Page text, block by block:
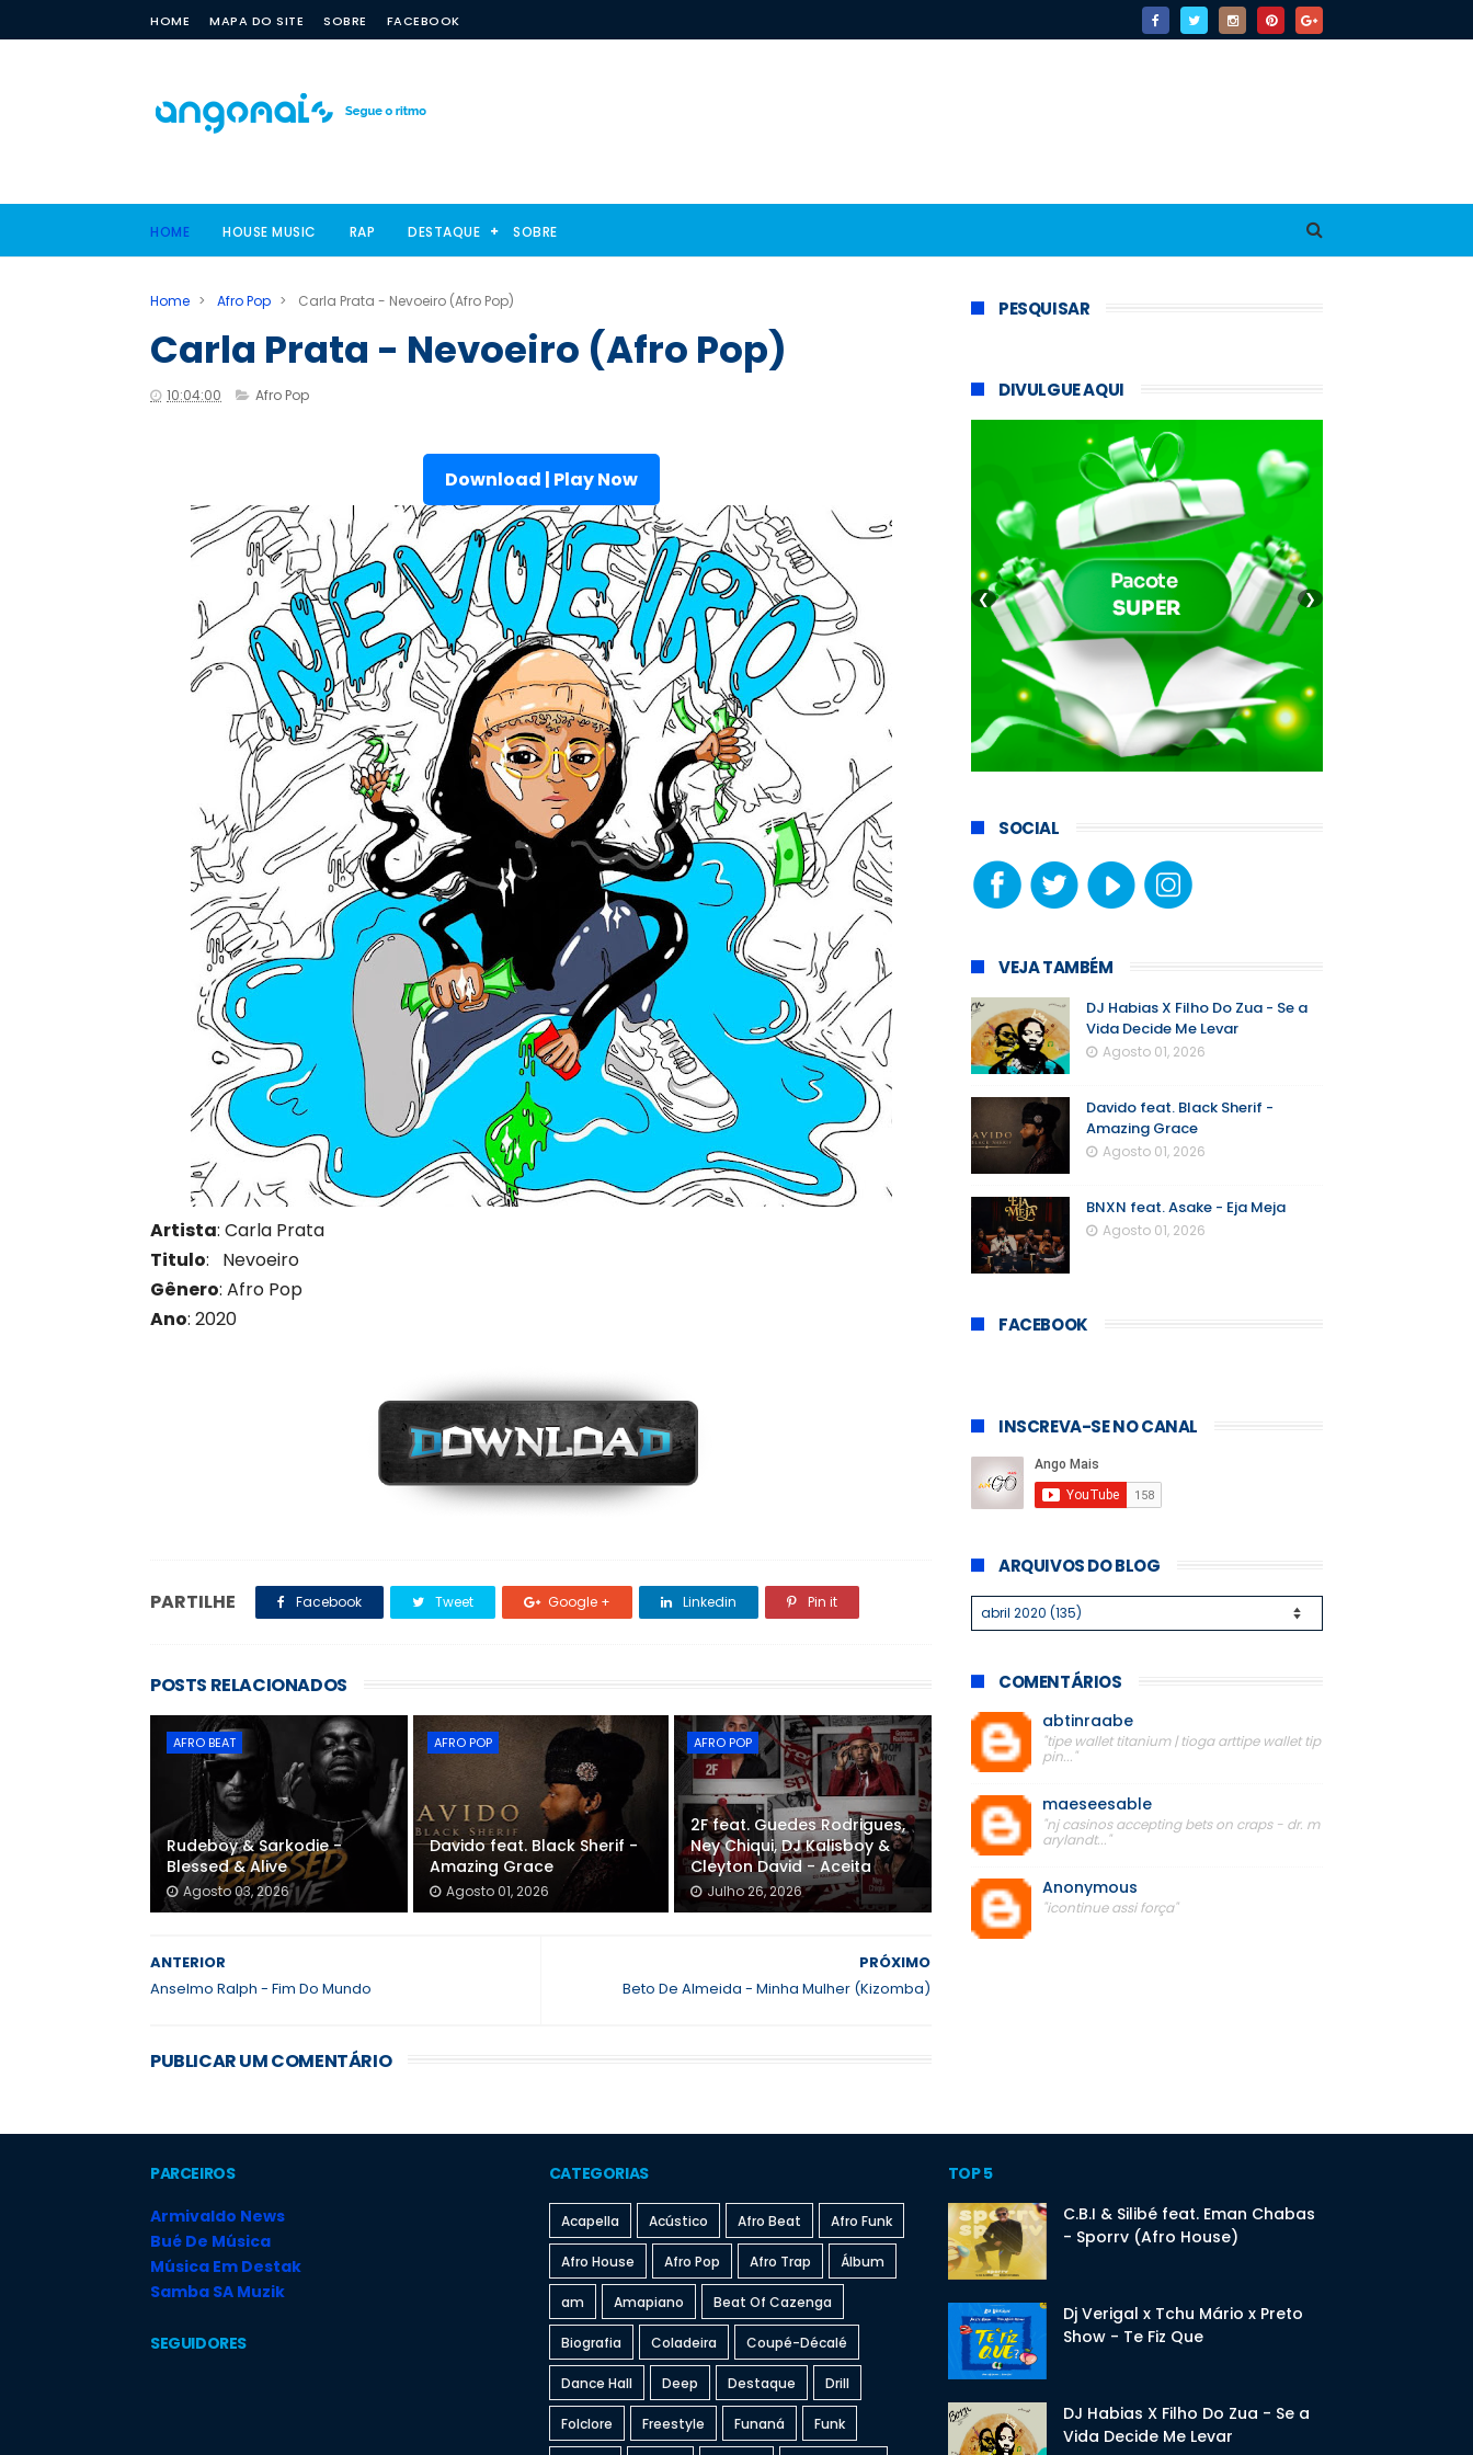
HOME MAPA DO SITE SOBRE FACEBOOK
HOME HOUSE MUSIC RAP DESTAQUE SOBRE
Home > Afro Pop > Carla Prata - Nevoeiro (Afro Pop)
Carla Prata - Nevoeiro (Afro Pop)
10:04:00 Afro Pop
Download | Play Now
Artista: Carla Prata
Titulo: Nevoeiro
Gênero: Afro Pop
Ano: 2020
PARTILHE Facebook Tweet Google + Linkedin Pin it
POSTS RELACIONADOS
AFRO BEAT
Rudeboy & Sarkodie -
Blessed & Alive
Agosto 03, 2026
AFRO POP
Davido feat. Black Sherif -
Amazing Grace
Agosto 01, 2026
AFRO POP
2F feat. Guedes Rodrigues,
Ney Chiqui, DJ Kalisboy &
Cleyton David - Aceita
Julho 26, 2026
PRÓXIMO
Beto De Almeida - Minha Mulher (Kizomba)
ANTERIOR
Anselmo Ralph - Fim Do Mundo
PUBLICAR UM COMENTÁRIO
PESQUISAR
DIVULGUE AQUI
❮ ❯
SOCIAL
VEJA TAMBÉM
DJ Habias X Filho Do Zua - Se a
Vida Decide Me Levar
Agosto 01, 2026
Davido feat. Black Sherif -
Amazing Grace
Agosto 01, 2026
BNXN feat. Asake - Eja Meja
Agosto 01, 2026
FACEBOOK
INSCREVA-SE NO CANAL
ARQUIVOS DO BLOG
COMENTÁRIOS
abtinraabe
"tipe wallet titanium | tioga arttipe wallet tip
pin..."
maeseesable
"nj casinos accepting bets on craps - dr. m
arylandt..."
Anonymous
"icontinue assi força"
PARCEIROS
Armivaldo News
Bué De Música
Música Em Destak
Samba SA Muzik
SEGUIDORES
CATEGORIAS
Acapella Acústico Afro Beat Afro Funk
Afro House Afro Pop Afro Trap Álbum
am Amapiano Beat Of Cazenga
Biografia Coladeira Coupé-Décalé
Dance Hall Deep Destaque Drill
Folclore Freestyle Funaná Funk
TOP 5
C.B.I & Silibé feat. Eman Chabas
- Sporrv (Afro House)
Dj Verigal x Tchu Mário x Preto
Show - Te Fiz Que
DJ Habias X Filho Do Zua - Se a
Vida Decide Me Levar